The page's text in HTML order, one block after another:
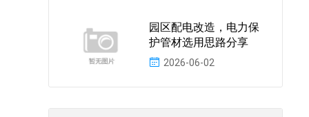
园区配电改造，电力保
护管材选用思路分享
2026-06-02